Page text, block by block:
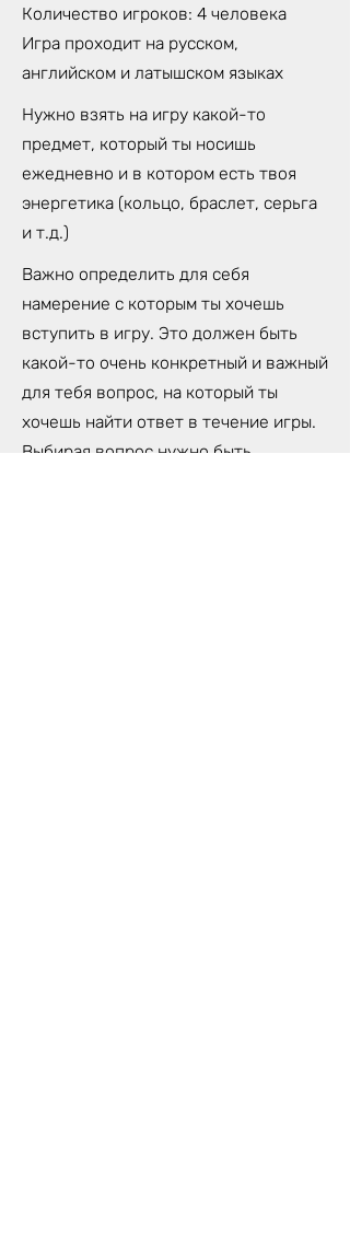
Количество игроков: 4 человека
Игра проходит на русском,
английском и латышском языках
Нужно взять на игру какой-то
предмет, который ты носишь
ежедневно и в котором есть твоя
энергетика (кольцо, браслет, серьга
и т.д.)
Важно определить для себя
намерение с которым ты хочешь
вступить в игру. Это должен быть
какой-то очень конкретный и важный
для тебя вопрос, на который ты
хочешь найти ответ в течение игры.
Выбирая вопрос нужно быть